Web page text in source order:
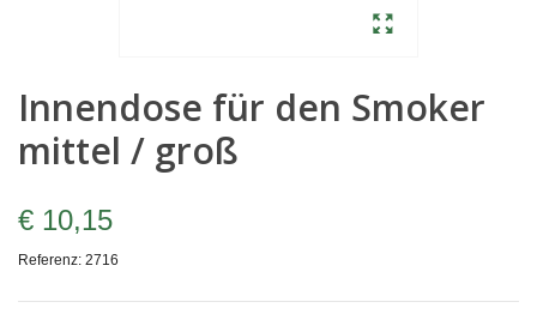
Innendose für den Smoker
mittel / groß
€ 10,15
Referenz: 2716